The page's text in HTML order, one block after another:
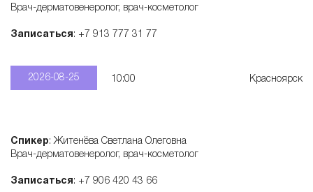
и
т
е
м
Врач-дерматовенеролог, врач-косметолог
Записаться: +7 913 777 31 77
2026-08-25 10:00 Красноярск
Спикер: Житенёва Светлана Олеговна
Врач-дерматовенеролог, врач-косметолог
Записаться: +7 906 420 43 66